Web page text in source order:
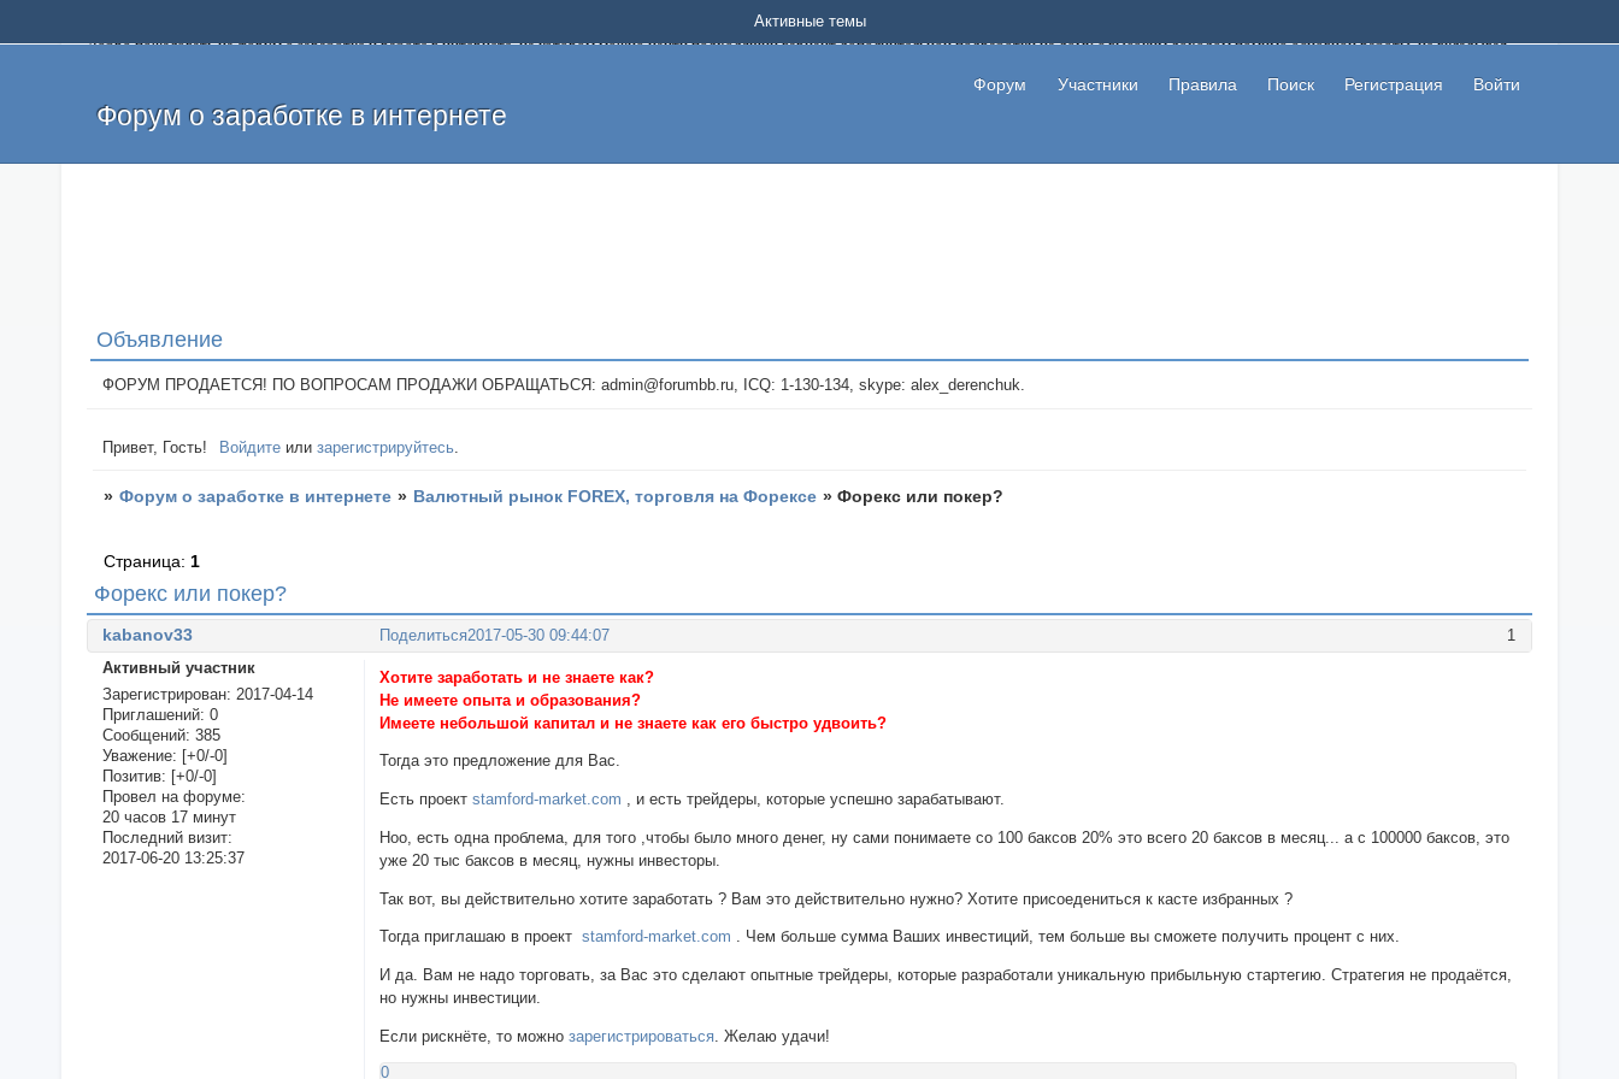
Добро пожаловать на форум о заработке и работе в интернете, на котором можно найти подходящий вариант дополнительной подработки на дому с высоким доходом помимо основной работы, не вкладывая
и оставлять свои отзывы. Если вы знаете, что определенный проект или сайт не платит, то указывайте в теме что это лохотрон, чтобы другие пользователи не попались на развод. Вы сможете начать зарабатывать
легкие деньги без вложений и регистрации уже сегодня. Создавайте новые темы, размещайте объявления со своими пригласительными ссылками и первая прибыль не заставит себя долго ждать.
Форум о заработке в интернете
Форум Участники Правила Поиск Регистрация Войти
Активные темы
Объявление
ФОРУМ ПРОДАЕТСЯ! ПО ВОПРОСАМ ПРОДАЖИ ОБРАЩАТЬСЯ: admin@forumbb.ru, ICQ: 1-130-134, skype: alex_derenchuk.
Привет, Гость! Войдите илизарегистрируйтесь.
» Форум о заработке в интернете » Валютный рынок FOREX, торговля на Форексе »Форекс или покер?
Форекс или покер?
Страница: 1
Поделиться 1
2017-05-30 09:44:07
kabanov33
Активный участник
Зарегистрирован: 2017-04-14
Приглашений: 0
Сообщений: 385
Уважение: [+0/-0]
Позитив: [+0/-0]
Провел на форуме:
20 часов 17 минут
Последний визит:
2017-06-20 13:25:37
Хотите заработать и не знаете как?
Не имеете опыта и образования?
Имеете небольшой капитал и не знаете как его быстро удвоить?
Тогда это предложение для Вас.
Есть проектstamford-market.com , и есть трейдеры, которые успешно зарабатывают.
Ноо, есть одна проблема, для того ,чтобы было много денег, ну сами понимаете со 100 баксов 20% это всего 20 баксов в месяц... а с 100000 баксов, это
уже 20 тыс баксов в месяц, нужны инвесторы.
Так вот, вы действительно хотите заработать ? Вам это действительно нужно? Хотите присоедениться к касте избранных ?
Тогда приглашаю в проектstamford-market.com . Чем больше сумма Ваших инвестиций, тем больше вы сможете получить процент с них.
И да. Вам не надо торговать, за Вас это сделают опытные трейдеры, которые разработали уникальную прибыльную стартегию. Стратегия не продаётся,
но нужны инвестиции.
Если рискнёте, то можнозарегистрироваться . Желаю удачи!
0